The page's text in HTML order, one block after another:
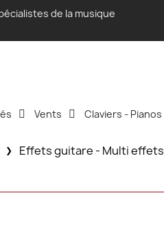
de la musique
Vents Claviers - Pianos
Effets guitare - Multi effets